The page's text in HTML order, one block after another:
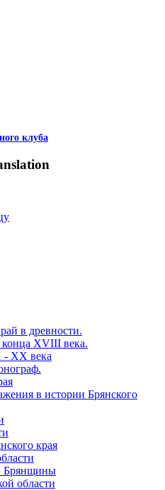
клуба
в древности.
конца XVIII века.
XX века
в истории Брянского
края
Брянщины
области